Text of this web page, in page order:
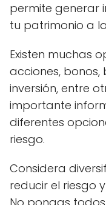
permite generar
tu patrimonio a
Existen muchas
acciones, bonos,
inversión, entre
importante
diferentes
riesgo.
Considera
reducir el riesgo